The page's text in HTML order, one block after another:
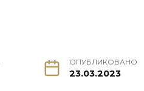
ОПУБЛИКОВАНО
23.03.2023